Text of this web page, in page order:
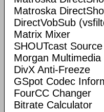
Matroska
DirectVobSub
Matrix Mixer
SHOUTcast Source
Morgan
DivX Anti-Freeze
GSpot Codec
FourCC Changer
Bitrate Calculator